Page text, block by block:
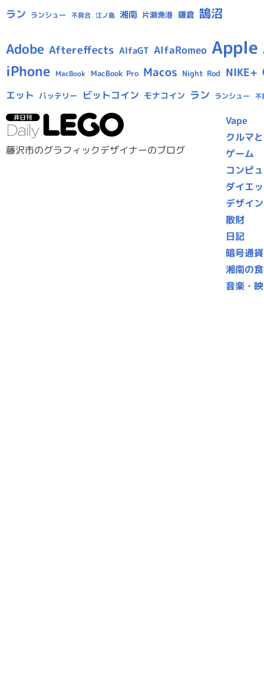
ラン ランシュー 不具合 江ノ島 湘南 片瀬漁港 鎌倉 鵠沼
Adobe Aftereffects AlfaGT AlfaRomeo Apple
iPhone MacBook MacBook Pro Macos Night Rod NIKE+
エット バッテリー ビットコイン モナコイン ラン ランシュー 不
藤沢市のグラフィックデザイナーのブログ
Vape
クルマ
ゲーム
コンピ
ダイエ
デザイ
散財
日記
暗号通
湘南の
音楽・